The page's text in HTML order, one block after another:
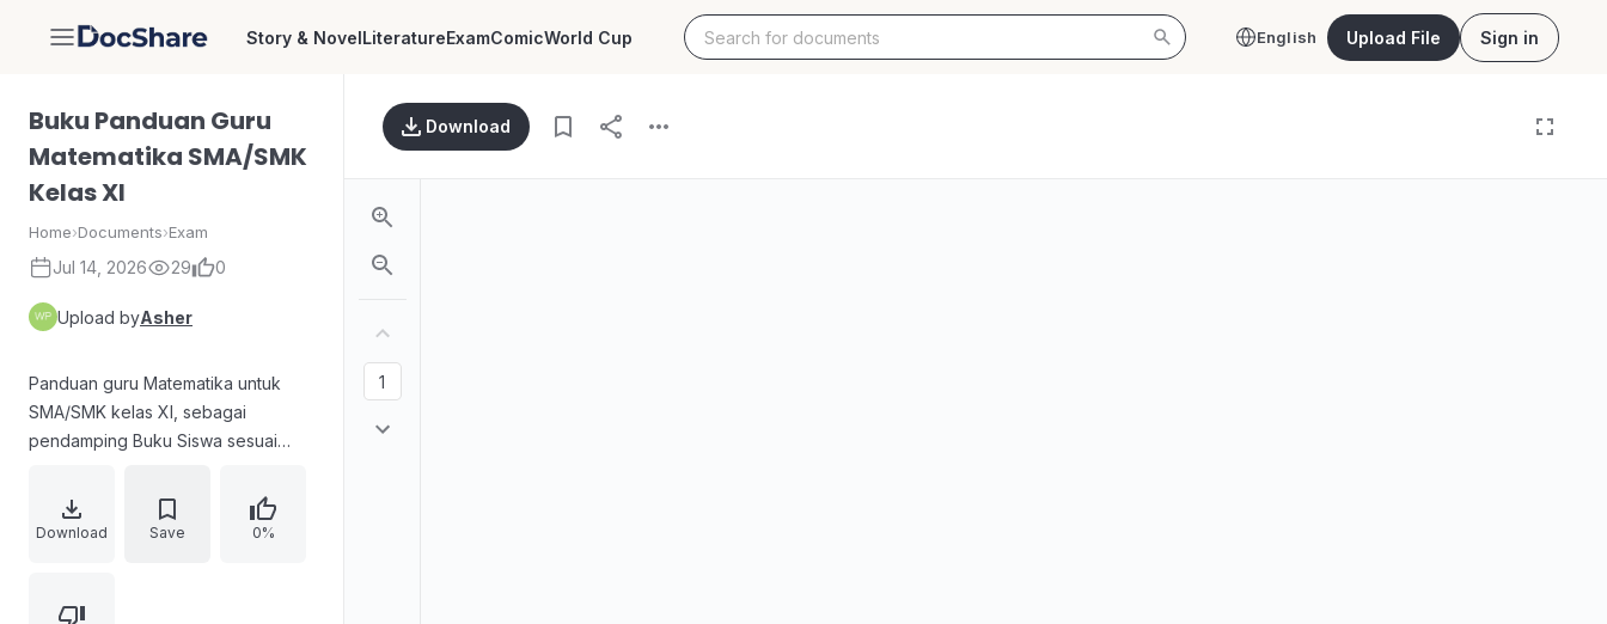
DocShare Story & NovelLiteratureExamComicWorld Cup English Upload File Sign in
Buku Panduan Guru
Matematika SMA/SMK
Kelas XI
Home›Documents›Exam
Jul 14, 2026 29 0
Upload byAsher
Panduan guru Matematika untuk
SMA/SMK kelas XI, sebagai
pendamping Buku Siswa sesuai
Membahas pendekatan
pembelajaran yang lebih
dipahami secara relevan,
Download Save 0%
Download